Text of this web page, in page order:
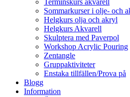
Terminskurs akvarell
Sommarkurser i olje- och
Helgkurs olja och akryl
Helgkurs Akvarell
Skulptera med Paverpol
Workshop Acrylic Pouring
Zentangle
Gruppaktiviteter
Enstaka tillfällen/Prova på
Blogg
Information